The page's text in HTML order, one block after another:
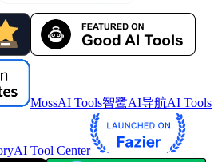
MossAI Tools智鹭AI导航AI Tools
AI Tool Center